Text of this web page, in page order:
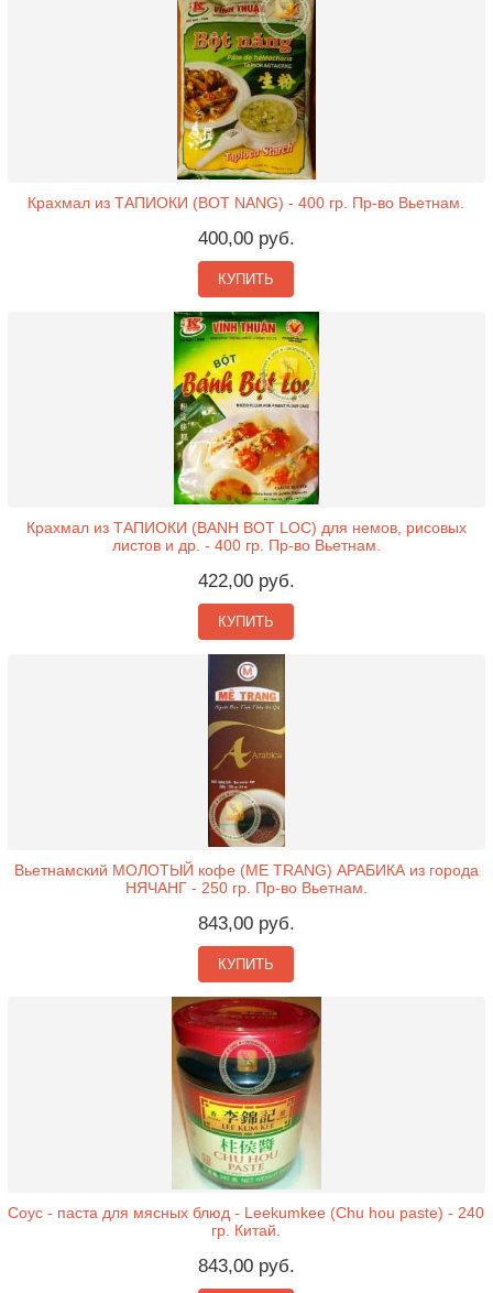
Крахмал из ТАПИОКИ (BOT NANG) - 400 гр. Пр-во Вьетнам.
400,00 руб.
КУПИТЬ
Крахмал из ТАПИОКИ (BANH BOT LOC) для немов, рисовых
листов и др. - 400 гр. Пр-во Вьетнам.
422,00 руб.
КУПИТЬ
Вьетнамский МОЛОТЫЙ кофе (ME TRANG) АРАБИКА из города
НЯЧАНГ - 250 гр. Пр-во Вьетнам.
843,00 руб.
КУПИТЬ
Соус - паста для мясных блюд - Leekumkee (Chu hou paste) - 240
гр. Китай.
843,00 руб.